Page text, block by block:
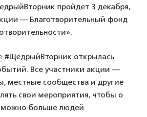
пройдет 3 декабря,
— Благотворительный фонд
#ЩедрыйВторник открылась
Все участники акции —
местные сообщества и другие
свои мероприятия, чтобы о
можно больше людей.